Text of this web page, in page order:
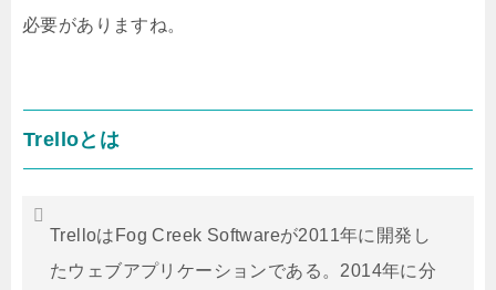
必要がありますね。
Trelloとは
TrelloはFog Creek Softwareが2011年に開発し
たウェブアプリケーションである。2014年に分